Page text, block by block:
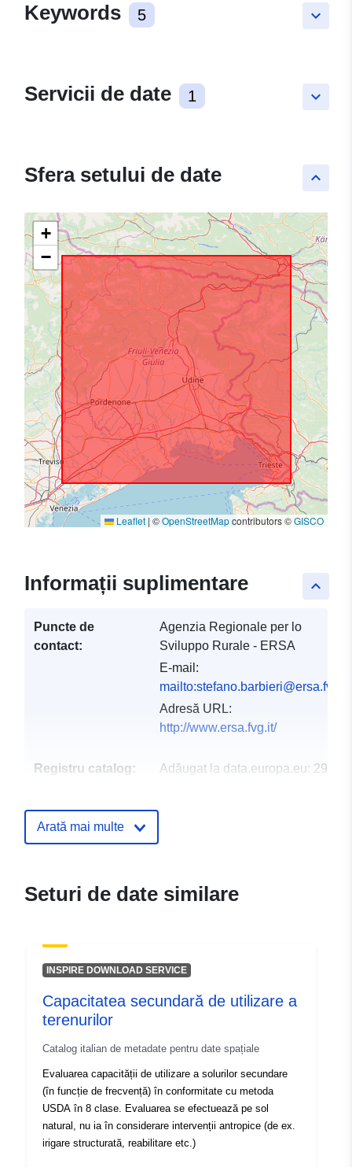
keyboard_arrow_down
Keywords 5
keyboard_arrow_down
Servicii de date 1
keyboard_arrow_up
Sfera setului de date
+
−
Leaflet |©OpenStreetMapcontributors ©GISCO
keyboard_arrow_up
Informații suplimentare
Puncte de
contact:
Agenzia Regionale per lo
Sviluppo Rurale - ERSA
E-mail:
mailto:stefano.barbieri@ersa.fvg.it
Adresă URL:
http://www.ersa.fvg.it/
Registru catalog: Adăugat la data.europa.eu: 29
], [ 13.92, 46.66 ], [ 13.92,
uriRef:
m10914-cc-i11798
Arată mai multe
Seturi de date similare
INSPIRE DOWNLOAD SERVICE
Capacitatea secundară de utilizare a
terenurilor
Catalog italian de metadate pentru date spațiale
Evaluarea capacității de utilizare a solurilor secundare
(în funcție de frecvență) în conformitate cu metoda
USDA în 8 clase. Evaluarea se efectuează pe sol
natural, nu ia în considerare intervenții antropice (de ex.
irigare structurată, reabilitare etc.)